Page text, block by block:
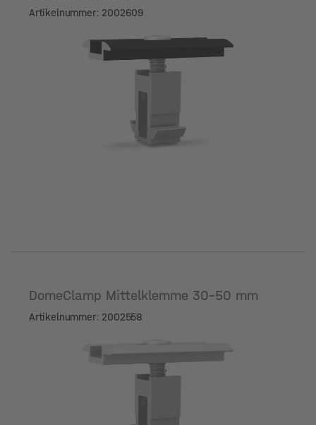
Artikelnummer: 2002609
DomeClamp Mittelklemme 30-50 mm
Artikelnummer: 2002558